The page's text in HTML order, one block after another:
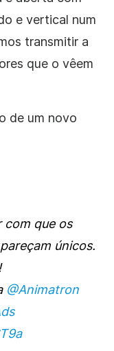
e vertical num
transmitir a
que o vêem
de um novo
com que os
únicos.
@Animatron